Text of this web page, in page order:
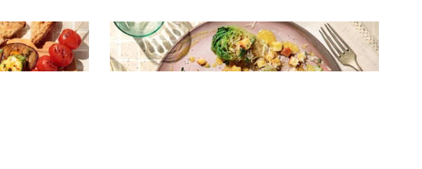
Σαλάτα με ψητές καρδιές μαρουλιού και
παρμεζάνα
ΛΑΧΑΝΙΚΑ